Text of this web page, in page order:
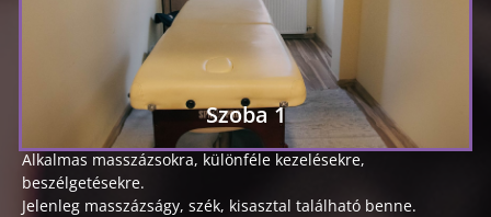
Szoba 1
Alkalmas masszázsokra, különféle kezelésekre,
beszélgetésekre.
Jelenleg masszázságy, szék, kisasztal található benne.